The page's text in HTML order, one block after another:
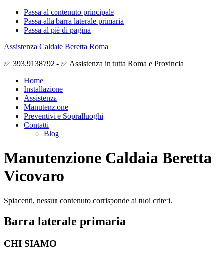
Passa al contenuto principale
Passa alla barra laterale primaria
Passa al piè di pagina
Assistenza Caldaie Beretta Roma
✅ 393.9138792 - ✅ Assistenza in tutta Roma e Provincia
Home
Installazione
Assistenza
Manutenzione
Preventivi e Sopralluoghi
Contatti
Blog
Manutenzione Caldaia Beretta
Vicovaro
Spiacenti, nessun contenuto corrisponde ai tuoi criteri.
Barra laterale primaria
CHI SIAMO